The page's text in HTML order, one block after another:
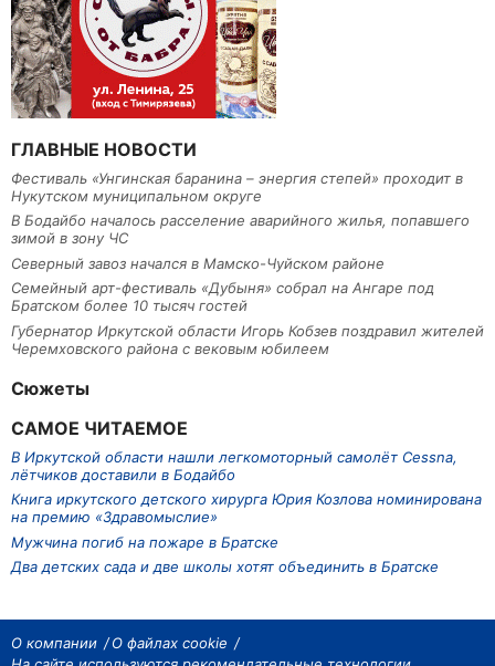
ГЛАВНЫЕ НОВОСТИ
Фестиваль «Унгинская баранина – энергия степей» проходит в
Нукутском муниципальном округе
В Бодайбо началось расселение аварийного жилья, попавшего
зимой в зону ЧС
Северный завоз начался в Мамско-Чуйском районе
Семейный арт-фестиваль «Дубыня» собрал на Ангаре под
Братском более 10 тысяч гостей
Губернатор Иркутской области Игорь Кобзев поздравил жителей
Черемховского района с вековым юбилеем
Сюжеты
САМОЕ ЧИТАЕМОЕ
В Иркутской области нашли легкомоторный самолёт Cessna,
лётчиков доставили в Бодайбо
Книга иркутского детского хирурга Юрия Козлова номинирована
на премию «Здравомыслие»
Мужчина погиб на пожаре в Братске
Два детских сада и две школы хотят объединить в Братске
О компании
О файлах cookie